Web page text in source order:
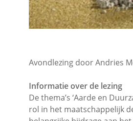
Avondlezing door Andries
Informatie over de lezing
De thema’s ‘Aarde en
rol in het maatschappelijk